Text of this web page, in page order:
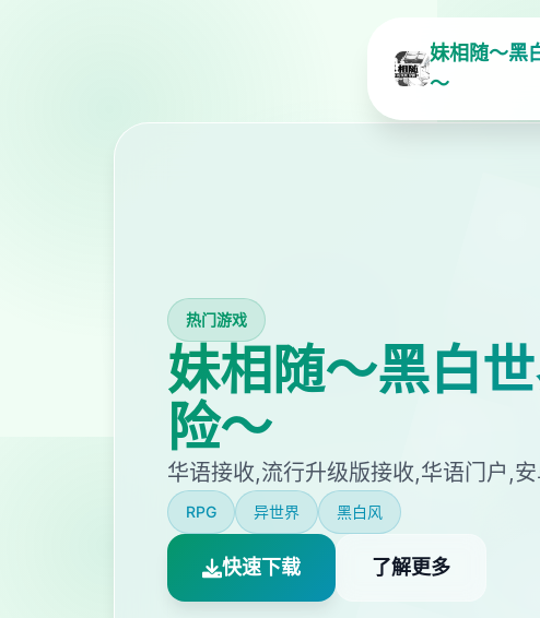
妹相随～黑
～
热门游戏
妹相随～黑白
险～
华语接收,流行升级版接收,华语门户,
RPG 异世界 黑白风
快速下载 了解更多